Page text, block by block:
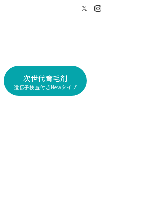
次世代育毛剤
遺伝子検査付きNewタイプ